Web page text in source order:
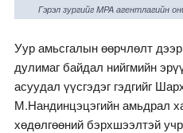
Гэрэл зургийг MPA агентлагийн
Уур амьсгалын өөрчлөлт
дулимаг байдал нийгмийн
асуудал үүсгэдэг гэдгийг
М.Нандинцэцэгийн амьдрал
хөдөлгөөний бэрхшээлтэй